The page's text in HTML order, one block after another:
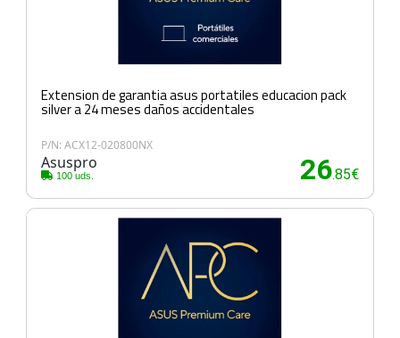
Extension de garantia asus portatiles educacion pack
silver a 24 meses daños accidentales
P/N: ACX12-020800NX
Asuspro
100 uds. 26.85€